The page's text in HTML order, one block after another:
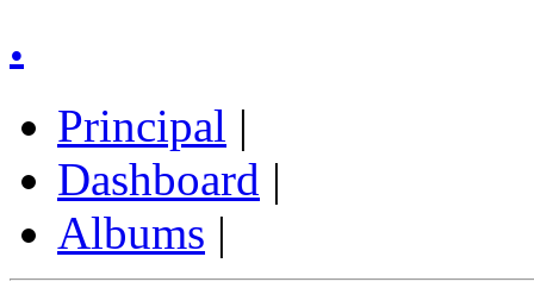
.
Principal |
Dashboard |
Albums |